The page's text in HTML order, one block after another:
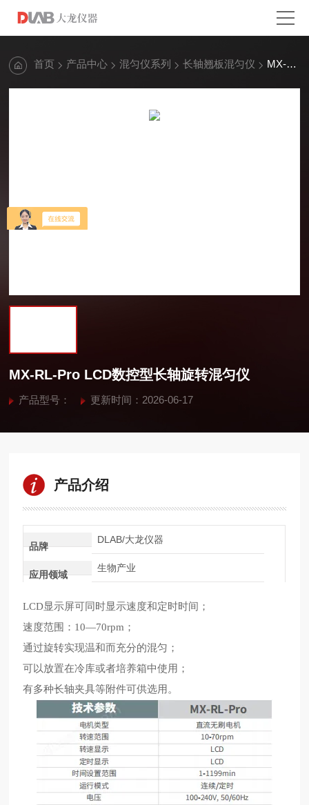
首页 产品中心 混匀仪系列 长轴翘板混匀仪 MX-RL-Pro LCD数控型长轴旋转混匀仪
MX-RL-Pro LCD数控型长轴旋转混匀仪
产品型号： 更新时间：2026-06-17
产品介绍
品牌
DLAB/大龙仪器
应用领域
生物产业
LCD显示屏可同时显示速度和定时时间；
速度范围：10—70rpm；
通过旋转实现温和而充分的混匀；
可以放置在冷库或者培养箱中使用；
有多种长轴夹具等附件可供选用。